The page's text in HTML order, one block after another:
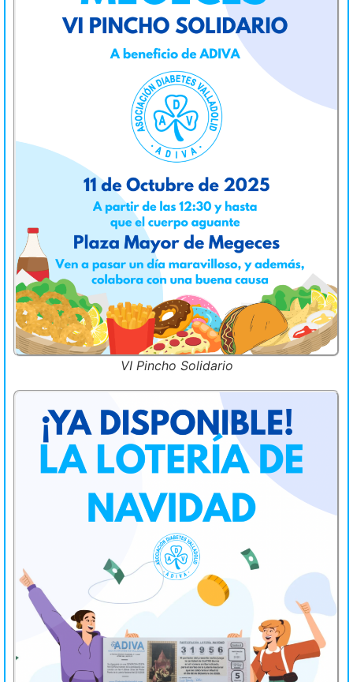
VI Pincho Solidario